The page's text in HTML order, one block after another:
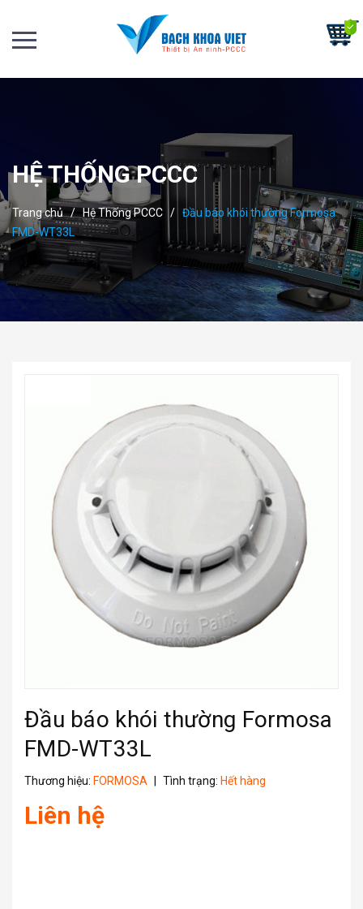
HỆ THỐNG PCCC
Trang chủ / Hệ Thống PCCC / Đầu báo khói thường Formosa
FMD-WT33L
Đầu báo khói thường Formosa
FMD-WT33L
Thương hiệu: FORMOSA Tình trạng: Hết hàng
Liên hệ